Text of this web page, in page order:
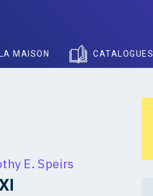
LA MAISON CATALOGUES
E. Speirs